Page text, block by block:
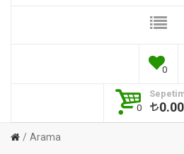
0
0
0.00
Arama